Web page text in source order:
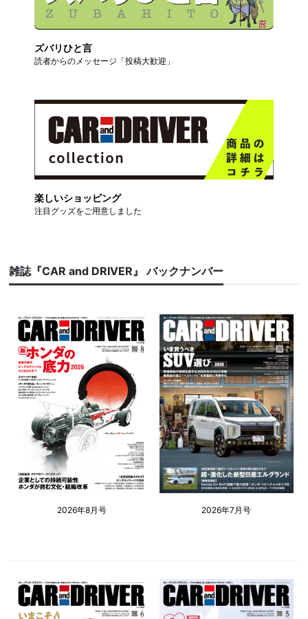
ズバリひと言
読者からのメッセージ「投稿大歓迎」
楽しいショッピング
注目グッズをご用意しました
雑誌『CAR and DRIVER』 バックナンバー
2026年8月号 2026年7月号